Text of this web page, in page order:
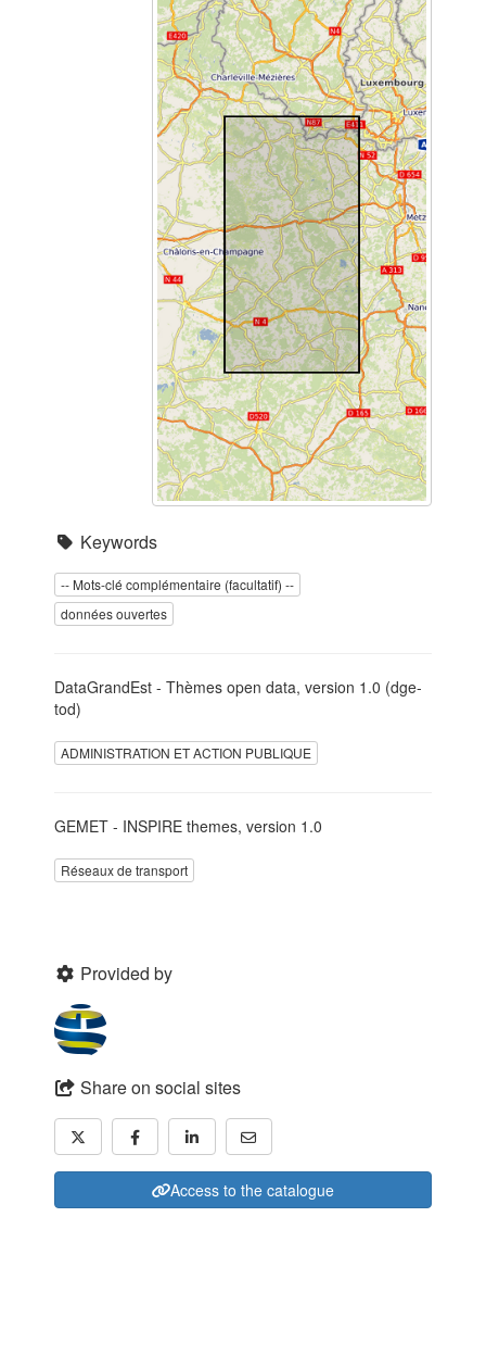
Keywords
-- Mots-clé complémentaire (facultatif) --
données ouvertes
DataGrandEst - Thèmes open data, version 1.0 (dge-
tod)
ADMINISTRATION ET ACTION PUBLIQUE
GEMET - INSPIRE themes, version 1.0
Réseaux de transport
Provided by
Share on social sites
Access to the catalogue